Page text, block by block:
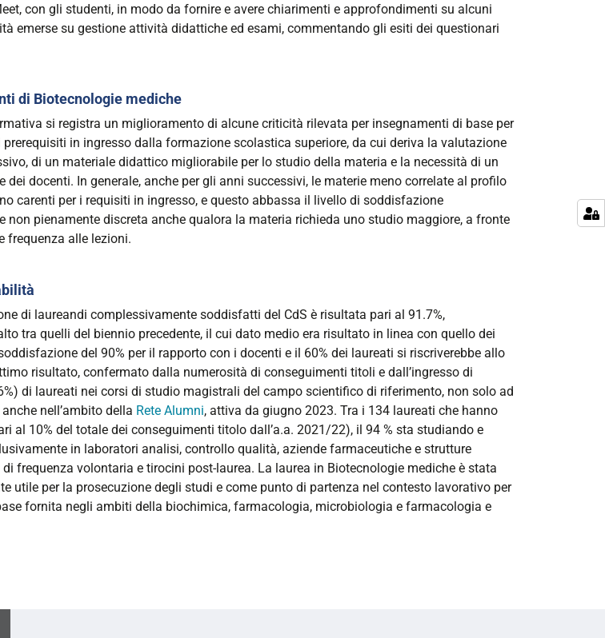
con gli studenti, in modo da fornire e avere chiarimenti e approfondimenti su alcuni
emerse su gestione attività didattiche ed esami, commentando gli esiti dei questionari
di Biotecnologie mediche
si registra un miglioramento di alcune criticità rilevata per insegnamenti di base per
in ingresso dalla formazione scolastica superiore, da cui deriva la valutazione
di un materiale didattico migliorabile per lo studio della materia e la necessità di un
dei docenti. In generale, anche per gli anni successivi, le materie meno correlate al profilo
carenti per i requisiti in ingresso, e questo abbassa il livello di soddisfazione
non pienamente discreta anche qualora la materia richieda uno studio maggiore, a fronte
frequenza alle lezioni.
di laureandi complessivamente soddisfatti del CdS è risultata pari al 91.7%,
tra quelli del biennio precedente, il cui dato medio era risultato in linea con quello dei
del 90% per il rapporto con i docenti e il 60% dei laureati si riscriverebbe allo
risultato, confermato dalla numerosità di conseguimenti titoli e dall’ingresso di
di laureati nei corsi di studio magistrali del campo scientifico di riferimento, non solo ad
nell’ambito della Rete Alumni, attiva da giugno 2023. Tra i 134 laureati che hanno
al 10% del totale dei conseguimenti titolo dall’a.a. 2021/22), il 94 % sta studiando e
in laboratori analisi, controllo qualità, aziende farmaceutiche e strutture
frequenza volontaria e tirocini post-laurea. La laurea in Biotecnologie mediche è stata
utile per la prosecuzione degli studi e come punto di partenza nel contesto lavorativo per
fornita negli ambiti della biochimica, farmacologia, microbiologia e farmacologia e